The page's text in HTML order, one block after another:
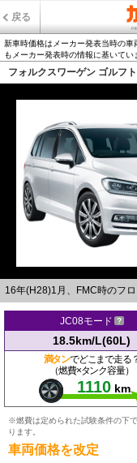
戻る
新車時価格はメーカー発表当時の
もメーカー発表時の情報に基いてい
フォルクスワーゲン ゴルフ
16年(H28)1月、FMC時のフ
JC08モード
18.5km/L(60L)
満タンでどこまで走る
（燃費×タンク容量）
1110 km
※燃費は定められた試験条件の下
ります。
車両価格を改定